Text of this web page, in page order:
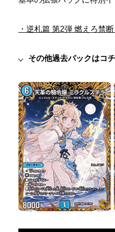
・逆札篇 第2弾 燃えろ禁
その他過去パックはコ